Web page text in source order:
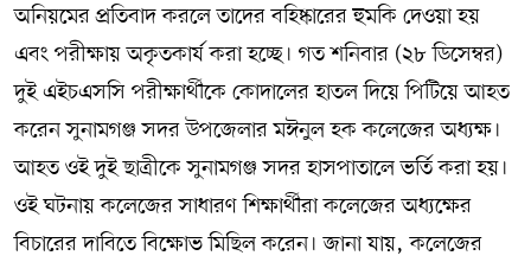
অনিয়মের প্রতিবাদ করলে তাদের বহিষ্কারের হুমকি দেওয়া হয়
এবং পরীক্ষায় অকৃতকার্য করা হচ্ছে। গত শনিবার (২৮ ডিসেম্বর)
দুই এইচএসসি পরীক্ষার্থীকে কোদালের হাতল দিয়ে পিটিয়ে আহত
করেন সুনামগঞ্জ সদর উপজেলার মঈনুল হক কলেজের অধ্যক্ষ।
আহত ওই দুই ছাত্রীকে সুনামগঞ্জ সদর হাসপাতালে ভর্তি করা হয়।
ওই ঘটনায় কলেজের সাধারণ শিক্ষার্থীরা কলেজের অধ্যক্ষের
বিচারের দাবিতে বিক্ষোভ মিছিল করেন। জানা যায়, কলেজের